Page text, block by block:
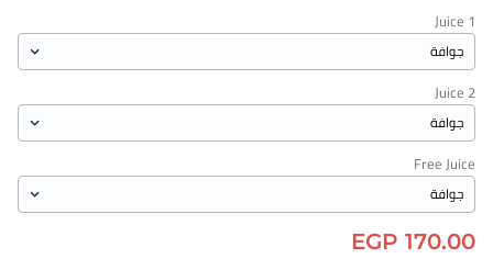
u
5
Juice 1
Juice 2
Free Juice
EGP 170.00